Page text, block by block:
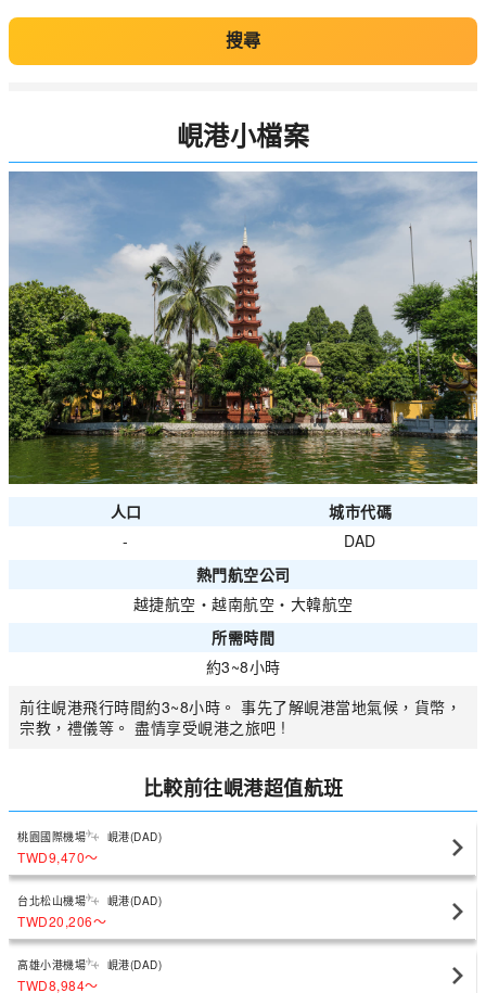
搜尋
峴港小檔案
人口
城市代碼
-
DAD
熱門航空公司
越捷航空 ・ 越南航空 ・ 大韓航空
所需時間
約3~8小時
前往峴港飛行時間約3~8小時。 事先了解峴港當地氣候，貨幣，
宗教，禮儀等。 盡情享受峴港之旅吧 !
比較前往峴港超值航班
桃園國際機場 峴港(DAD)
TWD9,470〜
台北松山機場 峴港(DAD)
TWD20,206〜
高雄小港機場 峴港(DAD)
TWD8,984〜